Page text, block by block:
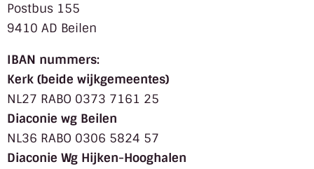
Postbus 155
9410 AD Beilen
IBAN nummers:
Kerk (beide wijkgemeentes)
NL27 RABO 0373 7161 25
Diaconie wg Beilen
NL36 RABO 0306 5824 57
Diaconie Wg Hijken-Hooghalen